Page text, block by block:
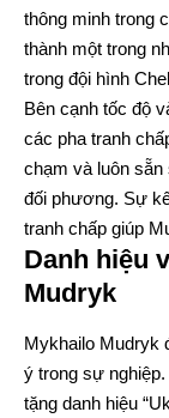
thông minh trong
thành một trong
trong đội hình
Bên cạnh tốc độ
các pha tranh
chạm và luôn
đối phương. Sự
tranh chấp giúp
Danh hiệu
Mudryk
Mykhailo Mudryk
ý trong sự
tặng danh hiệu